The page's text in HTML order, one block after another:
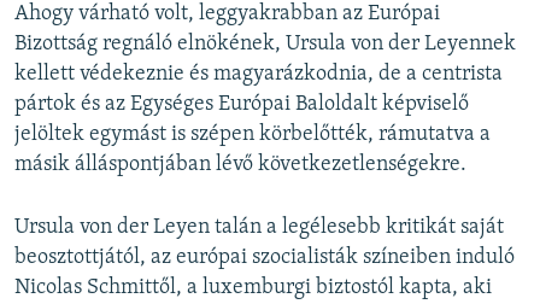
Ahogy várható volt, leggyakrabban az Európai
Bizottság regnáló elnökének, Ursula von der Leyennek
kellett védekeznie és magyarázkodnia, de a centrista
pártok és az Egységes Európai Baloldalt képviselő
jelöltek egymást is szépen körbelőtték, rámutatva a
másik álláspontjában lévő következetlenségekre.
Ursula von der Leyen talán a legélesebb kritikát saját
beosztottjától, az európai szocialisták színeiben induló
Nicolas Schmittől, a luxemburgi biztostól kapta, aki